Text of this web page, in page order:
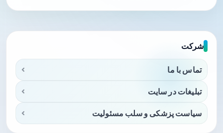
شرکت
تماس با ما
تبلیغات در سایت
سیاست پزشکی و سلب مسئولیت